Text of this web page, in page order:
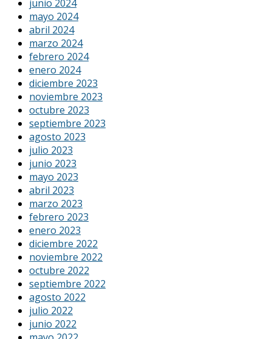
junio 2024
mayo 2024
abril 2024
marzo 2024
febrero 2024
enero 2024
diciembre 2023
noviembre 2023
octubre 2023
septiembre 2023
agosto 2023
julio 2023
junio 2023
mayo 2023
abril 2023
marzo 2023
febrero 2023
enero 2023
diciembre 2022
noviembre 2022
octubre 2022
septiembre 2022
agosto 2022
julio 2022
junio 2022